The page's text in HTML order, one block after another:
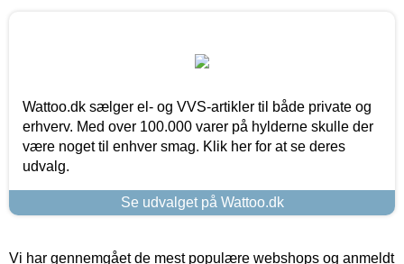
Wattoo.dk sælger el- og VVS-artikler til både private og
erhverv. Med over 100.000 varer på hylderne skulle der
være noget til enhver smag. Klik her for at se deres
udvalg.
Se udvalget på Wattoo.dk
Vi har gennemgået de mest populære webshops og anmeldt